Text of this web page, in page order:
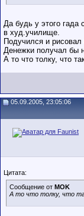
Да будь у этого гада
в худ.училище.
Подучился и
Денежки получал бы
А то что толку, что
05.09.2005, 23:05:06
Цитата:
Сообщение от MOK
А то что толку, что